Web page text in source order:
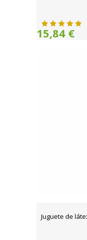
15,84 €
Juguete de